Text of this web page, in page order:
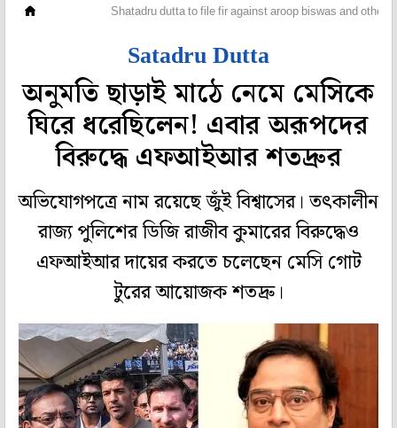
Shatadru dutta to file fir against aroop biswas and others
Satadru Dutta
অনুমতি ছাড়াই মাঠে নেমে মেসিকে
ঘিরে ধরেছিলেন! এবার অরূপদের
বিরুদ্ধে এফআইআর শতদ্রুর
অভিযোগপত্রে নাম রয়েছে জুঁই বিশ্বাসের। তৎকালীন
রাজ্য পুলিশের ডিজি রাজীব কুমারের বিরুদ্ধেও
এফআইআর দায়ের করতে চলেছেন মেসি গোট
টুরের আয়োজক শতদ্রু।